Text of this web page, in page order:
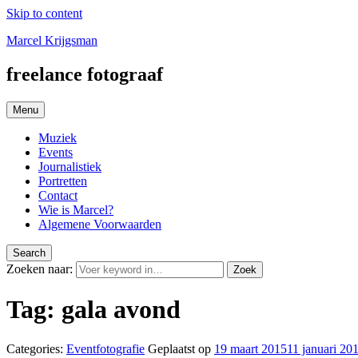
Skip to content
Marcel Krijgsman
freelance fotograaf
Menu
Muziek
Events
Journalistiek
Portretten
Contact
Wie is Marcel?
Algemene Voorwaarden
Search
Zoeken naar: Zoek
Tag: gala avond
Categories: Eventfotografie Geplaatst op 19 maart 201511 januari